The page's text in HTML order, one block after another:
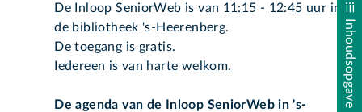
Inhoudsopgave
De Inloop SeniorWeb is van 11:15 - 12:45 uur in
de bibliotheek 's-Heerenberg.
De toegang is gratis.
Iedereen is van harte welkom.
De agenda van de Inloop SeniorWeb in 's-